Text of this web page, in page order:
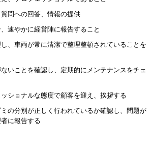
問への回答、情報の提供
速やかに経営陣に報告すること
、車両が常に清潔で整理整頓されていることを
いことを確認し、定期的にメンテナンスをチェ
ショナルな態度で顧客を迎え、挨拶する
の分別が正しく行われているか確認し、問題が
に報告する